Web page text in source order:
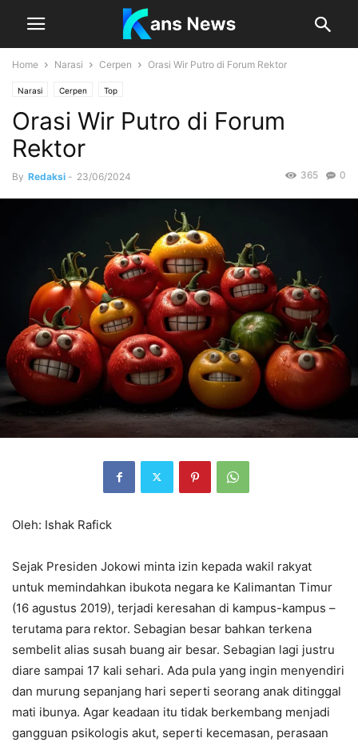
Home Narasi Cerpen Orasi Wir Putro di Forum Rektor
Narasi Cerpen Top
Orasi Wir Putro di Forum
Rektor
By Redaksi - 23/06/2024 0
365
Oleh: Ishak Rafick
Sejak Presiden Jokowi minta izin kepada wakil rakyat
untuk memindahkan ibukota negara ke Kalimantan Timur
(16 agustus 2019), terjadi keresahan di kampus-kampus –
terutama para rektor. Sebagian besar bahkan terkena
sembelit alias susah buang air besar. Sebagian lagi justru
diare sampai 17 kali sehari. Ada pula yang ingin menyendiri
dan murung sepanjang hari seperti seorang anak ditinggal
mati ibunya. Agar keadaan itu tidak berkembang menjadi
gangguan psikologis akut, seperti kecemasan, perasaan